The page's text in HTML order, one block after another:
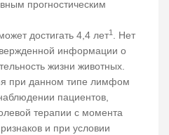
прогностическим
достигать 4,4 лет1 . Нет
информации о
жизни животных.
при данном типе лимфом
пациентов,
терапии с момента
и при условии